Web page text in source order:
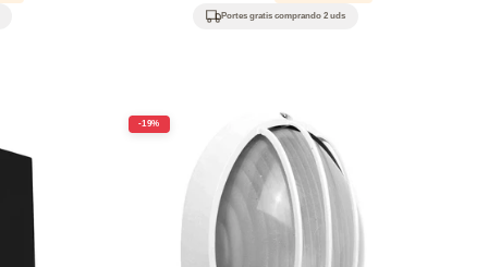
habitual
oferta
Portes gratis comprando 2 uds
-19%